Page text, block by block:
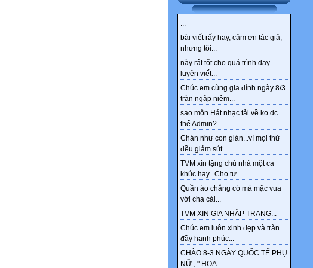
...
bài viết rấy hay, cảm ơn tác giả,
nhưng tôi...
này rất tốt cho quá trình dạy
luyện viết...
Chúc em cùng gia đình ngày 8/3
tràn ngập niềm...
sao môn Hát nhạc tải về ko dc
thế Admin?...
Chán như con gián...vì mọi thứ
đều giảm sút......
TVM xin tặng chủ nhà một ca
khúc hay...Cho tư...
Quần áo chẳng có mà mặc vua
với cha cái...
TVM XIN GIA NHẬP TRANG...
Chúc em luôn xinh đẹp và tràn
đầy hạnh phúc...
CHÀO 8-3 NGÀY QUỐC TẾ PHỤ
NỮ , " HOA...